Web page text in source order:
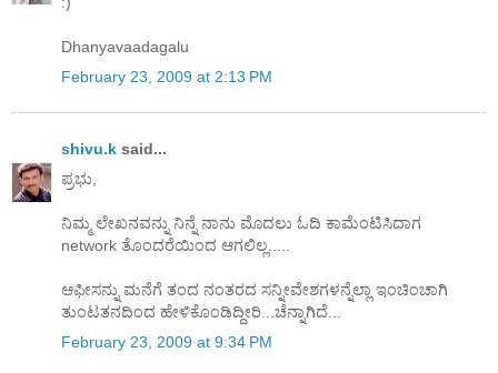
Dhanyavaadagalu
February 23, 2009 at 2:13 PM
shivu.k said...
ಪ್ರಭು,
ನಿಮ್ಮ ಲೇಖನವನ್ನು ನಿನ್ನೆ ನಾನು ಮೊದಲು ಓದಿ ಕಾಮೆಂಟಿಸಿದಾಗ
network ತೊಂದರೆಯಿಂದ ಆಗಲಿಲ್ಲ.....
ಆಫೀಸನ್ನು ಮನೆಗೆ ತಂದ ನಂತರದ ಸನ್ನೀವೇಶಗಳನ್ನೆಲ್ಲಾ ಇಂಚಿಂಚಾಗಿ
ತುಂಟತನದಿಂದ ಹೇಳಿಕೊಂಡಿದ್ದೀರಿ...ಚೆನ್ನಾಗಿದೆ...
February 23, 2009 at 9:34 PM